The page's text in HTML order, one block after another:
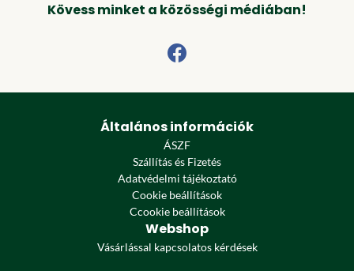
Kövess minket a közösségi médiában!
Általános információk
ÁSZF
Szállítás és Fizetés
Adatvédelmi tájékoztató
Cookie beállítások
Ccookie beállítások
Webshop
Vásárlással kapcsolatos kérdések